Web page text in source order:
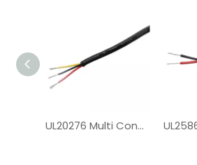
UL20276 Multi Conductor Cable para sa Computer Cable